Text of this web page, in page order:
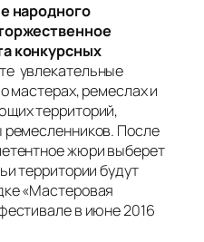
народного
конкурсных
увлекательные
мастерах, ремеслах и
территорий,
После
жюри выберет
территории будут
«Мастеровая
в июне 2016